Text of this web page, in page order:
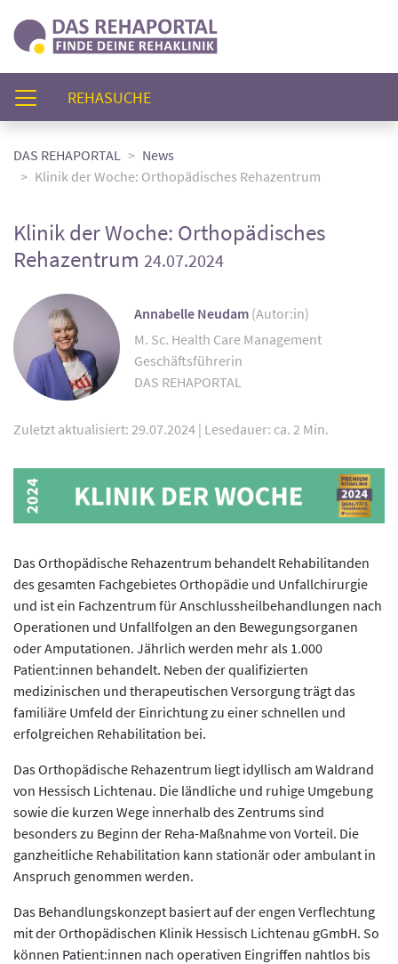
REHASUCHE(AKTUELL)
DAS REHAPORTAL
News
Klinik der Woche: Orthopädisches Rehazentrum
Klinik der Woche: Orthopädisches
Rehazentrum 24.07.2024
Annabelle Neudam (Autor:in)
M. Sc. Health Care Management
Geschäftsführerin
DAS REHAPORTAL
Zuletzt aktualisiert: 29.07.2024 | Lesedauer: ca. 2 Min.
Das Orthopädische Rehazentrum behandelt Rehabilitanden
des gesamten Fachgebietes Orthopädie und Unfallchirurgie
und ist ein Fachzentrum für Anschlussheilbehandlungen nach
Operationen und Unfallfolgen an den Bewegungsorganen
oder Amputationen. Jährlich werden mehr als 1.000
Patient:innen behandelt. Neben der qualifizierten
medizinischen und therapeutischen Versorgung trägt das
familiäre Umfeld der Einrichtung zu einer schnellen und
erfolgreichen Rehabilitation bei.
Das Orthopädische Rehazentrum liegt idyllisch am Waldrand
von Hessisch Lichtenau. Die ländliche und ruhige Umgebung
sowie die kurzen Wege innerhalb des Zentrums sind
besonders zu Beginn der Reha-Maßnahme von Vorteil. Die
ganzheitliche Rehabilitation kann stationär oder ambulant in
Anspruch genommen werden.
Das Behandlungskonzept basiert auf der engen Verflechtung
mit der Orthopädischen Klinik Hessisch Lichtenau gGmbH. So
können Patient:innen nach operativen Eingriffen nahtlos bis